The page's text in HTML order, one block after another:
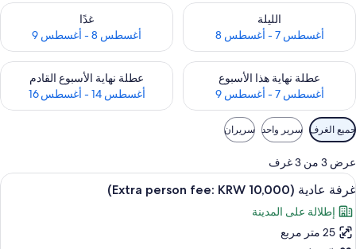
الليلة
أغسطس 7 - أغسطس 8
تحقق من مدى التوفر لليلة للفترة أغسطس 7 - أغسطس 8
غدًا
أغسطس 8 - أغسطس 9
تحقق من مدى التوفر لغد للفترة أغسطس
عطلة نهاية هذا الأسبوع
أغسطس 7 - أغسطس 9
تحقق من مدى التوفر لعطلة نهاية هذا الأسبوع للفترة أغسطس 7 - أغسطس 9
عطلة نهاية الأسبوع القادم
أغسطس 14 - أغسطس 16
تحقق من مدى التوفر لعطلة نهاية
عوامل
التصفية
المتاحة
للغرف
جميع الغرف سرير واحد سريران
عرض 3 من 3 غرف
استعراض
جميع
صور
غرفة
12
غرفة عادية (Extra person fee: KRW 10,000)
إطلالة على المدينة
25 متر مربع